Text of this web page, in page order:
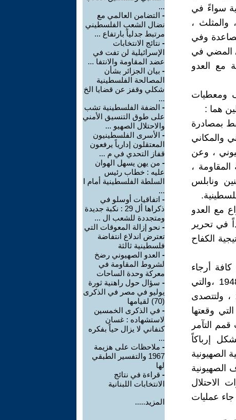
سواءً في
، والمثلث ،
وفي
المضي في
مع العدو
ومعطيات
هما :
بمصادرة
والمكاني
، وعن
،
ونابلس
مع العدو
في تحرير
الكفاح
أرجاء
الضفة الغربية وخاصةً في محافظتي نابلس وجنين ، وفي مناطق 1948 ،والتي
جاءت لتبني على مخرجات معركة سيف القدس التاريخية عام 2021 ، ولتتصدى
وقعتها
التآمر
إرباكاً
الصهيونية
الصهيونية
الاحتلال
عمليات
...
- التضامن العالمي مع
نضال الشعب الفلسطيني
مرتبط جدلياً بارتفاع ...
- نتائج الانتخابات
الإسرائيلية لن تفت في
عضد المقاومة والانتفا ...
- بيان الجزائر بشأن
المصالحة الفلسطينية
شكلي وقفز عن قضايا الخ
...
- الضفة الفلسطينية تشب
على طوق التنسيق الأمني
والاحتلال الصهيو ...
- الأسرى الفلسطينيون
المعتقلون إدارياً يرفعون
قفاز التحدي في م ...
- من يهن يسهل الهوان
عليه : خطاب رئيس
السلطة الفلسطينية أمام ا
...
- اتفاقيات أوسلو في
ذكراها أل 29 : نكبة جديدة
ومتجددة للشعب ال ...
- نحو إزالة المعوقات التي
تعترض اندلاع انتفاضة
فلسطينية ثالثة
- العدو الصهيوني رضخ
لشروط المقاومة في
معركة وحدة الساحات
- سؤال حول راهنية ثورة
يوليو في مصر في الذكرى
(70) لقيامها
- في الذكرى الخمسين
لاستشهاده : غسان
كنفاني لا يزال حياً بفكره
...
- ملاحظات على هزيمة
1967 والتفسير الطبقي
لها
- قراءة في نتائج
الانتخابات اللبنانية
المزيد.....